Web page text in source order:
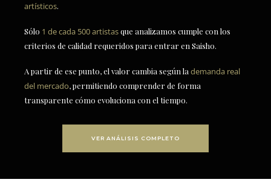
artísticos.
Sólo 1 de cada 500 artistasque analizamos cumple con los
criterios de calidad requeridos para entrar en Saisho.
A partir de ese punto, el valor cambia según la demanda real
del mercado, permitiendo comprender de forma
transparente cómo evoluciona con el tiempo.
VER ANÁLISIS COMPLETO